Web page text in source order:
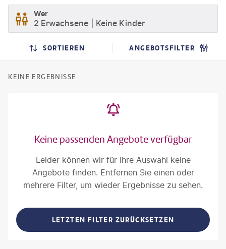
Wer
2 Erwachsene Keine Kinder
SORTIEREN ANGEBOTSFILTER
KEINE ERGEBNISSE
Keine passenden Angebote verfügbar
Leider können wir für Ihre Auswahl keine
Angebote finden. Entfernen Sie einen oder
mehrere Filter, um wieder Ergebnisse zu sehen.
LETZTEN FILTER ZURÜCKSETZEN